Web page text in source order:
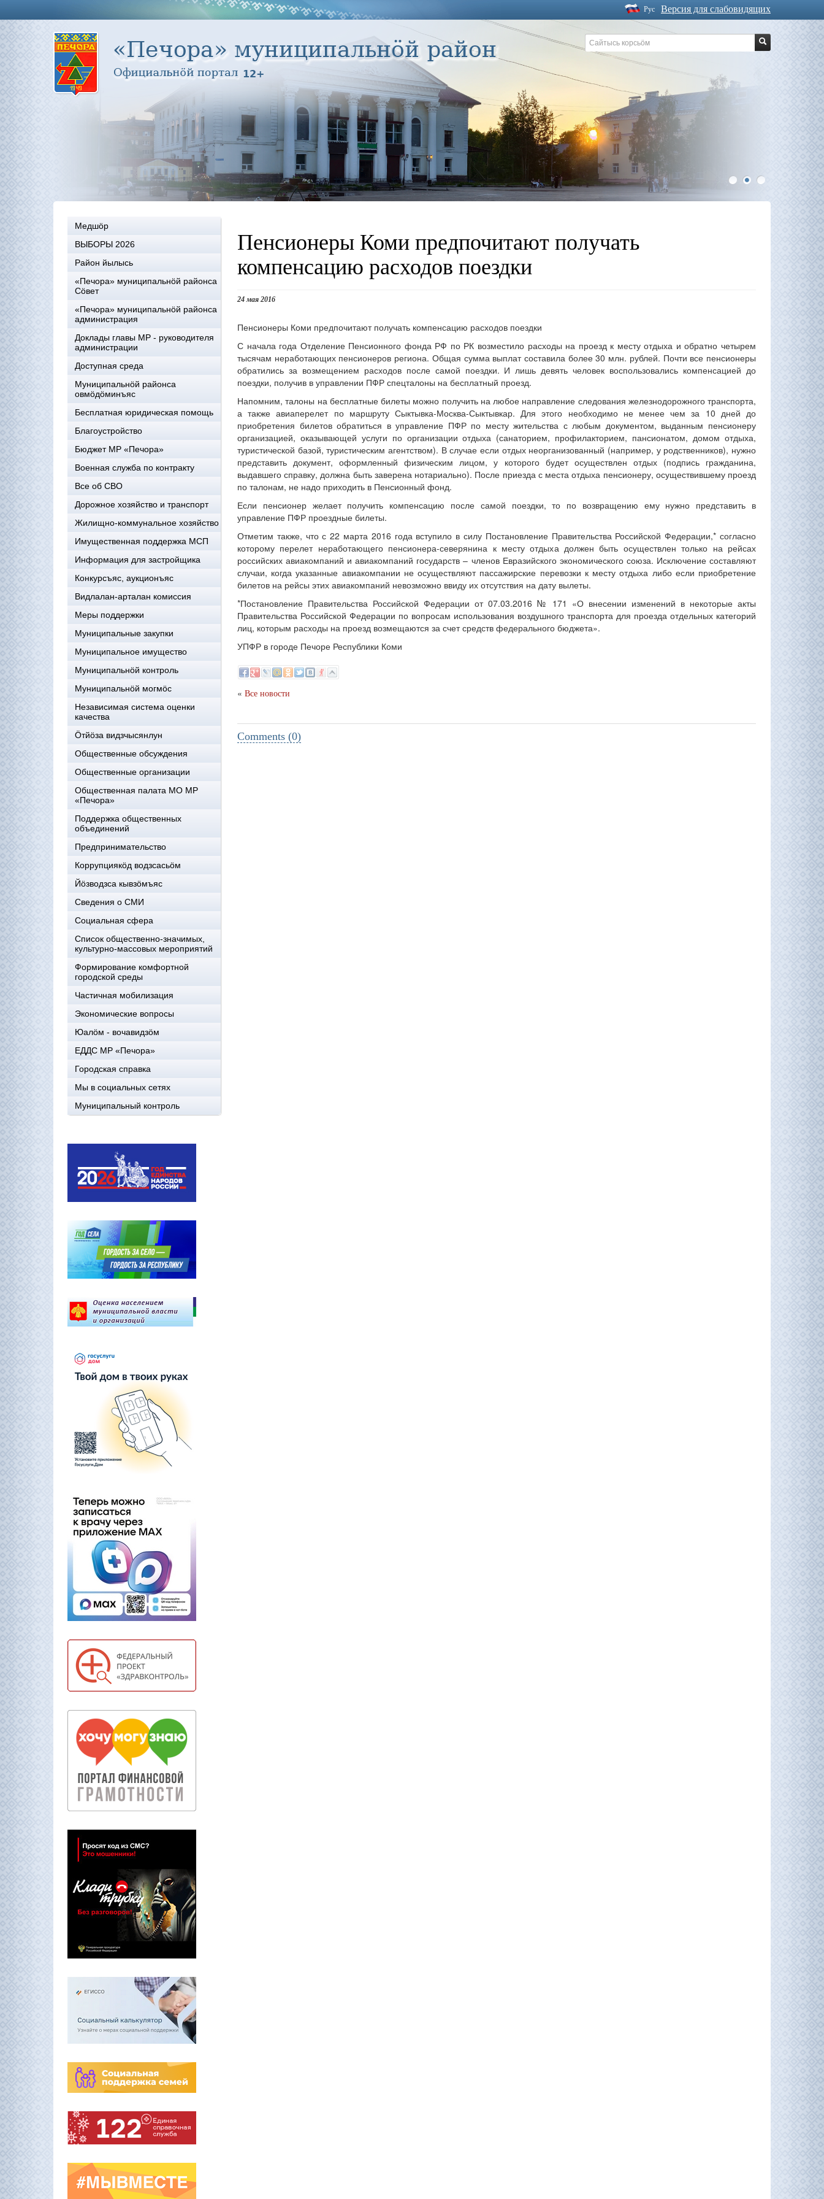
Версия для слабовидящих
Рус
1 2 3
Медшöр
ВЫБОРЫ 2026
Район йылысь
«Печора» муниципальнöй районса
Сöвет
«Печора» муниципальнöй районса
администрация
Доклады главы МР - руководителя
администрации
Доступная среда
Муниципальнöй районса
овмöдöминъяс
Бесплатная юридическая помощь
Благоустройство
Бюджет МР «Печора»
Военная служба по контракту
Все об СВО
Дорожное хозяйство и транспорт
Жилищно-коммунальное хозяйство
Имущественная поддержка МСП
Информация для застройщика
Конкурсъяс, аукционъяс
Видлалан-арталан комиссия
Меры поддержки
Муниципальные закупки
Муниципальное имущество
Муниципальнӧй контроль
Муниципальнöй могмöс
Независимая система оценки
качества
Öтйöза видзчысянлун
Общественные обсуждения
Общественные организации
Общественная палата МО МР
«Печора»
Поддержка общественных
объединений
Предпринимательство
Коррупциякöд водзсасьöм
Йöзводзса кывзöмъяс
Сведения о СМИ
Социальная сфера
Список общественно-значимых,
культурно-массовых мероприятий
Формирование комфортной
городской среды
Частичная мобилизация
Экономические вопросы
Юалӧм - вочавидзӧм
ЕДДС МР «Печора»
Городская справка
Мы в социальных сетях
Муниципальный контроль
Пенсионеры Коми предпочитают получать
компенсацию расходов поездки
24 мая 2016
Пенсионеры Коми предпочитают получать компенсацию расходов поездки
С начала года Отделение Пенсионного фонда РФ по РК возместило расходы на проезд к месту отдыха и обратно четырем
тысячам неработающих пенсионеров региона. Общая сумма выплат составила более 30 млн. рублей. Почти все пенсионеры
обратились за возмещением расходов после самой поездки. И лишь девять человек воспользовались компенсацией до
поездки, получив в управлении ПФР спецталоны на бесплатный проезд.
Напомним, талоны на бесплатные билеты можно получить на любое направление следования железнодорожного транспорта,
а также авиаперелет по маршруту Сыктывка-Москва-Сыктывкар. Для этого необходимо не менее чем за 10 дней до
приобретения билетов обратиться в управление ПФР по месту жительства с любым документом, выданным пенсионеру
организацией, оказывающей услуги по организации отдыха (санаторием, профилакторием, пансионатом, домом отдыха,
туристической базой, туристическим агентством). В случае если отдых неорганизованный (например, у родственников), нужно
представить документ, оформленный физическим лицом, у которого будет осуществлен отдых (подпись гражданина,
выдавшего справку, должна быть заверена нотариально). После приезда с места отдыха пенсионеру, осуществившему проезд
по талонам, не надо приходить в Пенсионный фонд.
Если пенсионер желает получить компенсацию после самой поездки, то по возвращению ему нужно представить в
управление ПФР проездные билеты.
Отметим также, что с 22 марта 2016 года вступило в силу Постановление Правительства Российской Федерации,* согласно
которому перелет неработающего пенсионера-северянина к месту отдыха должен быть осуществлен только на рейсах
российских авиакомпаний и авиакомпаний государств – членов Евразийского экономического союза. Исключение составляют
случаи, когда указанные авиакомпании не осуществляют пассажирские перевозки к месту отдыха либо если приобретение
билетов на рейсы этих авиакомпаний невозможно ввиду их отсутствия на дату вылеты.
*Постановление Правительства Российской Федерации от 07.03.2016 № 171 «О внесении изменений в некоторые акты
Правительства Российской Федерации по вопросам использования воздушного транспорта для проезда отдельных категорий
лиц, которым расходы на проезд возмещаются за счет средств федерального бюджета».
УПФР в городе Печоре Республики Коми
« Все новости
Comments (0)